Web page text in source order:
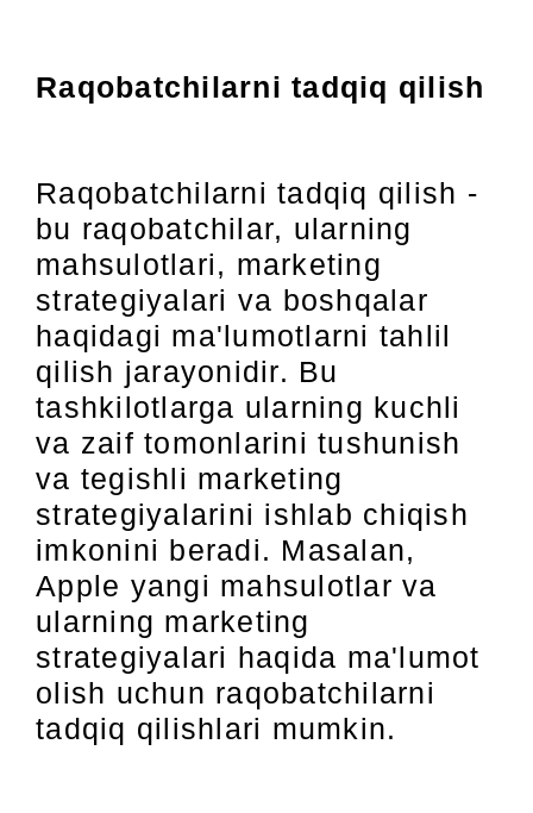
Raqobatchilarni tadqiq qilish
Raqobatchilarni tadqiq qilish -
bu raqobatchilar, ularning
mahsulotlari, marketing
strategiyalari va boshqalar
haqidagi ma'lumotlarni tahlil
qilish jarayonidir. Bu
tashkilotlarga ularning kuchli
va zaif tomonlarini tushunish
va tegishli marketing
strategiyalarini ishlab chiqish
imkonini beradi. Masalan,
Apple yangi mahsulotlar va
ularning marketing
strategiyalari haqida ma'lumot
olish uchun raqobatchilarni
tadqiq qilishlari mumkin.